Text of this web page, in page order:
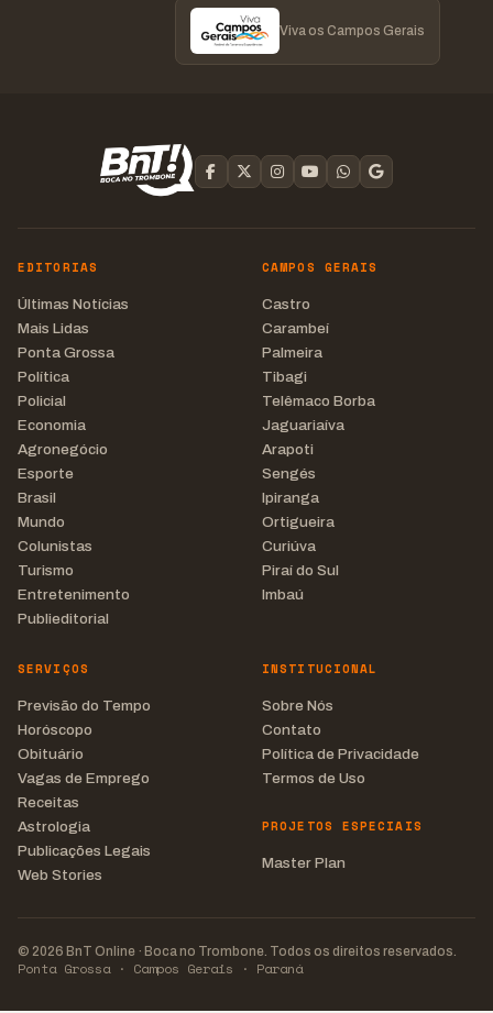
Viva os Campos Gerais
EDITORIAS
Últimas Notícias
Mais Lidas
Ponta Grossa
Política
Policial
Economia
Agronegócio
Esporte
Brasil
Mundo
Colunistas
Turismo
Entretenimento
Publieditorial
CAMPOS GERAIS
Castro
Carambeí
Palmeira
Tibagi
Telêmaco Borba
Jaguariaíva
Arapoti
Sengés
Ipiranga
Ortigueira
Curiúva
Piraí do Sul
Imbaú
SERVIÇOS
Previsão do Tempo
Horóscopo
Obituário
Vagas de Emprego
Receitas
Astrologia
Publicações Legais
Web Stories
INSTITUCIONAL
Sobre Nós
Contato
Política de Privacidade
Termos de Uso
PROJETOS ESPECIAIS
Master Plan
© 2026 BnT Online · Boca no Trombone. Todos os direitos reservados.
Ponta Grossa · Campos Gerais · Paraná